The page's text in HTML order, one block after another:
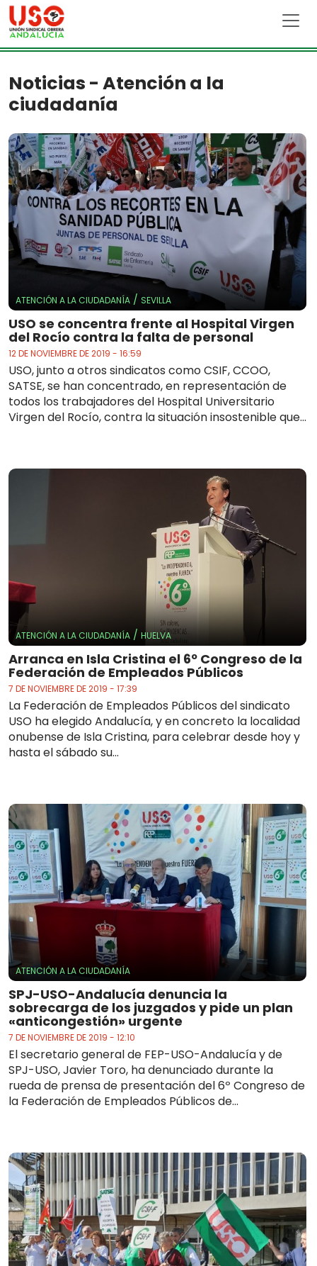
Skip to main content
Noticias - Atención a la
ciudadanía
ATENCIÓN A LA CIUDADANÍA / SEVILLA
USO se concentra frente al Hospital Virgen
del Rocío contra la falta de personal
12 DE NOVIEMBRE DE 2019 - 16:59
USO, junto a otros sindicatos como CSIF, CCOO,
SATSE, se han concentrado, en representación de
todos los trabajadores del Hospital Universitario
Virgen del Rocío, contra la situación insostenible que...
ATENCIÓN A LA CIUDADANÍA / HUELVA
Arranca en Isla Cristina el 6º Congreso de la
Federación de Empleados Públicos
7 DE NOVIEMBRE DE 2019 - 17:39
La Federación de Empleados Públicos del sindicato
USO ha elegido Andalucía, y en concreto la localidad
onubense de Isla Cristina, para celebrar desde hoy y
hasta el sábado su...
ATENCIÓN A LA CIUDADANÍA
SPJ-USO-Andalucía denuncia la
sobrecarga de los juzgados y pide un plan
«anticongestión» urgente
7 DE NOVIEMBRE DE 2019 - 12:10
El secretario general de FEP-USO-Andalucía y de
SPJ-USO, Javier Toro, ha denunciado durante la
rueda de prensa de presentación del 6º Congreso de
la Federación de Empleados Públicos de...